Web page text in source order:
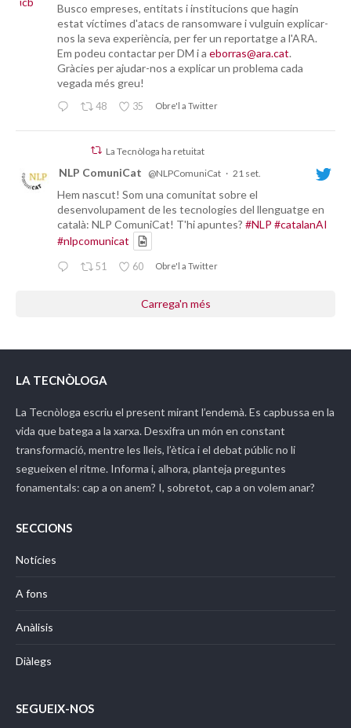
Busco empreses, entitats i institucions que hagin
estat víctimes d'atacs de ransomware i vulguin explicar-
nos la seva experiència, per fer un reportatge a l'ARA.
Em podeu contactar per DM i a eborras@ara.cat.
Gràcies per ajudar-nos a explicar un problema cada
vegada més greu!
48 35 Obre'l a Twitter
La Tecnòloga ha retuitat
NLP ComuniCat @NLPComuniCat · 21 set.
Hem nascut! Som una comunitat sobre el
desenvolupament de les tecnologies del llenguatge en
català: NLP ComuniCat! T'hi apuntes? #NLP #catalanAI
#nlpcomunicat
51 60 Obre'l a Twitter
Carrega'n més
LA TECNÒLOGA
La Tecnòloga escriu el present mirant l’endemà. Es capbussa en la
vida que batega a la xarxa. Desxifra un món en constant
transformació, mentre les lleis, l’ètica i el debat públic no li
segueixen el ritme. Informa i, alhora, planteja preguntes
fonamentals: cap a on anem? I, sobretot, cap a on volem anar?
SECCIONS
Notícies
A fons
Anàlisis
Diàlegs
SEGUEIX-NOS